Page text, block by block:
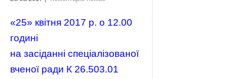
«25» квітня 2017 р. о 12.00
годині
на засіданні спеціалізованої
вченої ради К 26.503.01